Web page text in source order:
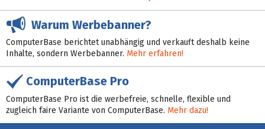
Warum Werbebanner?
ComputerBase berichtet unabhängig und verkauft deshalb keine
Inhalte, sondern Werbebanner. Mehr erfahren!
ComputerBase Pro
ComputerBase Pro ist die werbefreie, schnelle, flexible und
zugleich faire Variante von ComputerBase. Mehr dazu!